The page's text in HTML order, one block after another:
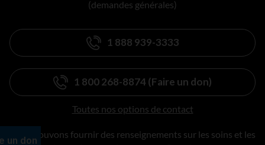
(demandes générales)
1 888 939-3333
1 800 268-8874 (Faire un don)
Toutes nos options de contact
Nous pouvons fournir des renseignements sur les soins et les